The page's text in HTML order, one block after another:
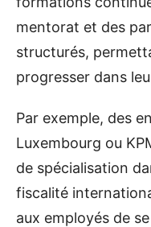
mentorat et des
structurés,
progresser dans
Par exemple, des
Luxembourg ou
de spécialisation
fiscalité
aux employés de